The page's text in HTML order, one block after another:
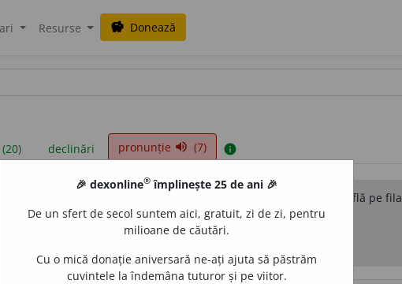
Resurse savings Donează
declinări pronunție volume_up (7) info
sunt compilate de echipa dexonline. Definițiile originale se află pe fila
reordona filele pe pagina depreferințe.
🎉 dexonline® împlinește 25 de ani 🎉
De un sfert de secol suntem aici, gratuit, zi de zi, pentru
milioane de căutări.
Cu o mică donație aniversară ne-ați ajuta să păstrăm
cuvintele la îndemâna tuturor și pe viitor.